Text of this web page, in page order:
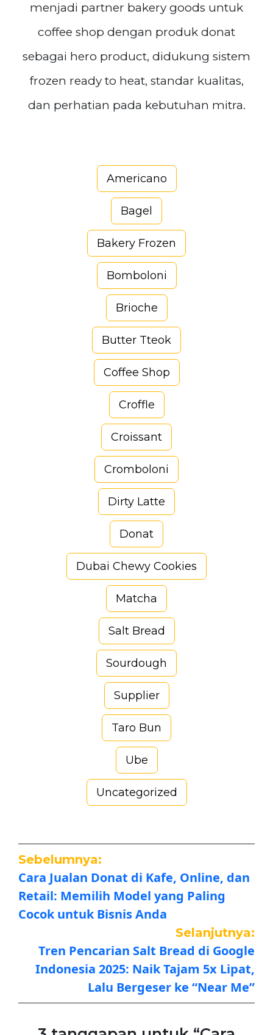
menjadi partner bakery goods untuk
coffee shop dengan produk donat
sebagai hero product, didukung sistem
frozen ready to heat, standar kualitas,
dan perhatian pada kebutuhan mitra.
Americano
Bagel
Bakery Frozen
Bomboloni
Brioche
Butter Tteok
Coffee Shop
Croffle
Croissant
Cromboloni
Dirty Latte
Donat
Dubai Chewy Cookies
Matcha
Salt Bread
Sourdough
Supplier
Taro Bun
Ube
Uncategorized
Sebelumnya:
Cara Jualan Donat di Kafe, Online, dan
Retail: Memilih Model yang Paling
Cocok untuk Bisnis Anda
Selanjutnya:
Tren Pencarian Salt Bread di Google
Indonesia 2025: Naik Tajam 5x Lipat,
Lalu Bergeser ke “Near Me”